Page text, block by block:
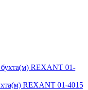
REXANT 01-4015